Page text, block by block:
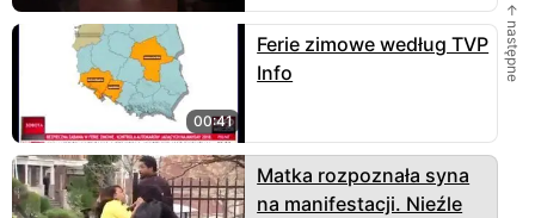
00:41
Ferie zimowe według TVP
Info
Matka rozpoznała syna
na manifestacji. Nieźle
← następne